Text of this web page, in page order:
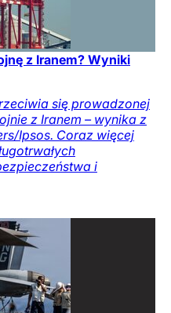
z Iranem? Wyniki
się prowadzonej
z Iranem – wynika z
Ipsos. Coraz więcej
i